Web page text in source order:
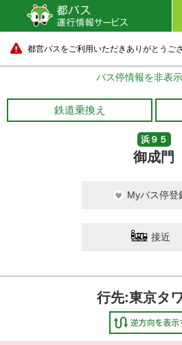
都営バスをご利用いただきありがとうご
バス停情報を非表
鉄道乗換え
浜９５
御成門
Myバス停登
接近
行先:東京タ